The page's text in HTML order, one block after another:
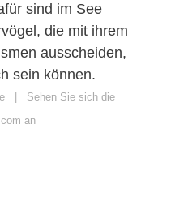
sind im See
die mit ihrem
ausscheiden,
sein können.
Sehen Sie sich die
an